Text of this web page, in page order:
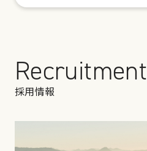
Recruitment
採用情報